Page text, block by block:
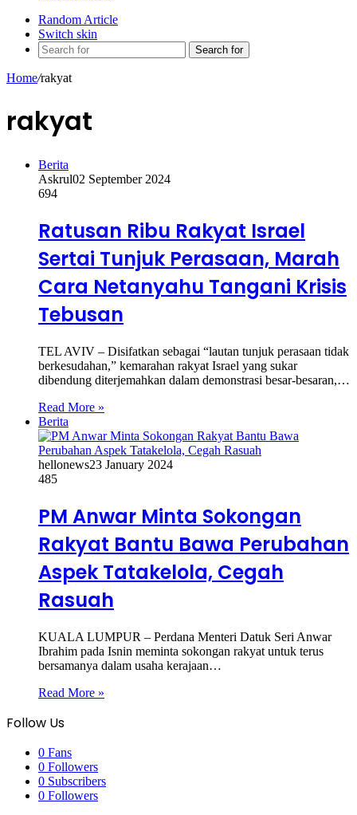
Random Article
Switch skin
Search for
Home/rakyat
rakyat
Berita
Askrul02 September 2024
694
Ratusan Ribu Rakyat Israel
Sertai Tunjuk Perasaan, Marah
Cara Netanyahu Tangani Krisis
Tebusan
TEL AVIV – Disifatkan sebagai “lautan tunjuk perasaan tidak
berkesudahan,” kemarahan rakyat Israel yang sukar
dibendung diterjemahkan dalam demonstrasi besar-besaran,…
Read More »
Berita
hellonews23 January 2024
485
PM Anwar Minta Sokongan
Rakyat Bantu Bawa Perubahan
Aspek Tatakelola, Cegah
Rasuah
KUALA LUMPUR – Perdana Menteri Datuk Seri Anwar
Ibrahim pada Isnin meminta sokongan rakyat untuk terus
bersamanya dalam usaha kerajaan…
Read More »
Follow Us
0 Fans
0 Followers
0 Subscribers
0 Followers